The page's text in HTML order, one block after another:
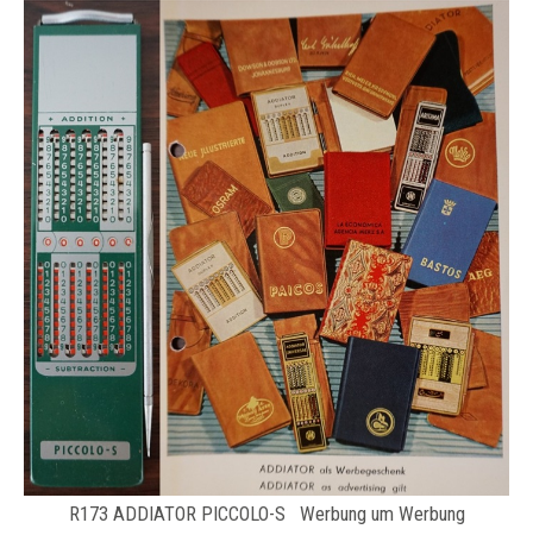
R173 ADDIATOR PICCOLO-S Werbung um Werbung